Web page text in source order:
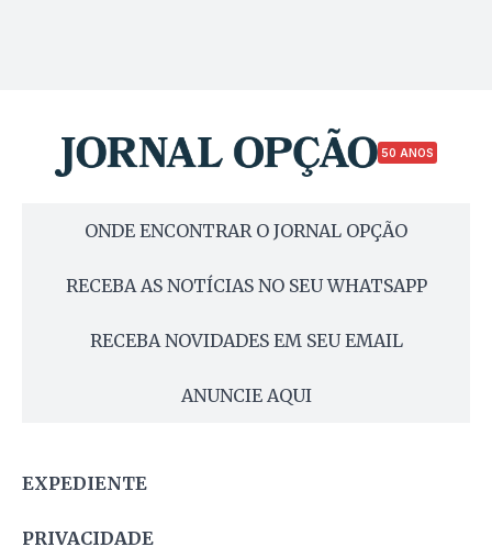
50 ANOS
ONDE ENCONTRAR O JORNAL OPÇÃO
RECEBA AS NOTÍCIAS NO SEU WHATSAPP
RECEBA NOVIDADES EM SEU EMAIL
ANUNCIE AQUI
EXPEDIENTE
PRIVACIDADE